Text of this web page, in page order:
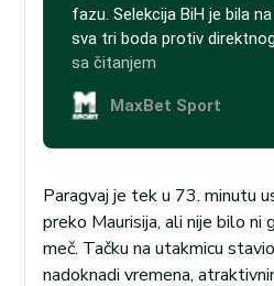
Paragvaj je tek u 73. minutu
preko Maurisija, ali nije bilo ni
meč. Tačku na utakmicu
nadoknadi vremena,